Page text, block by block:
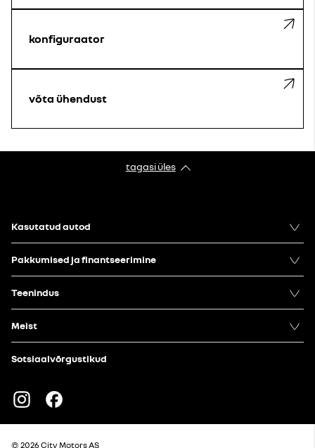
konfiguraator
võta ühendust
tagasi üles
Kasutatud autod
Pakkumised ja finantseerimine
Teenindus
Meist
Sotsiaalvõrgustikud
Instagram
© 2026 City Motors AS